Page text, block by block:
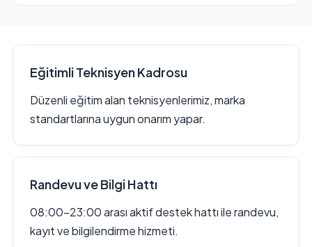
Eğitimli Teknisyen Kadrosu
Düzenli eğitim alan teknisyenlerimiz, marka
standartlarına uygun onarım yapar.
Randevu ve Bilgi Hattı
08:00–23:00 arası aktif destek hattı ile randevu,
kayıt ve bilgilendirme hizmeti.